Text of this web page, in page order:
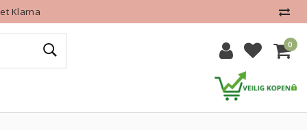
Klarna
0